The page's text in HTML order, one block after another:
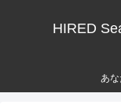
HIRED
あ